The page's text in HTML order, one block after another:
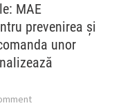
MAE
prevenirea și
unor